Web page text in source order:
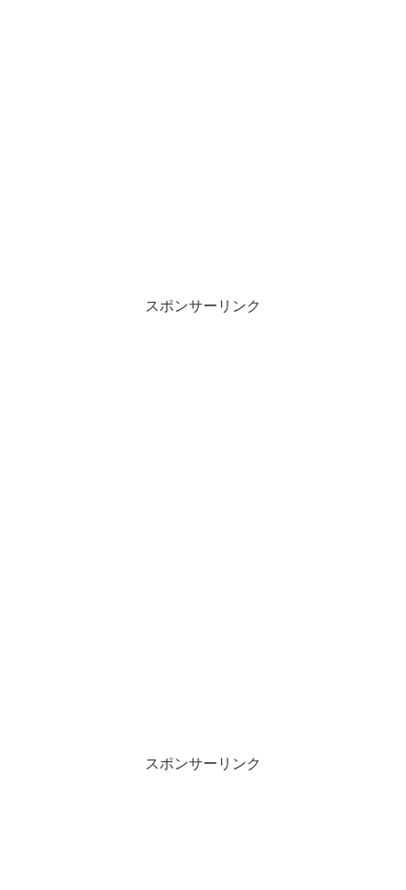
スポンサーリンク
スポンサーリンク